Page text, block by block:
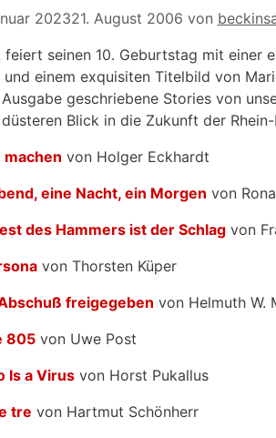
202321. August 2006 von
feiert seinen 10. Geburtstag mit einer
einem exquisiten Titelbild von
geschriebene Stories von
Blick in die Zukunft der
machen von Holger Eckhardt
eine Nacht, ein Morgen von
des Hammers ist der Schlagvon
von Thorsten Küper
freigegeben von Helmuth W.
805von Uwe Post
Is a Virusvon Horst Pukallus
tre von Hartmut Schönherr